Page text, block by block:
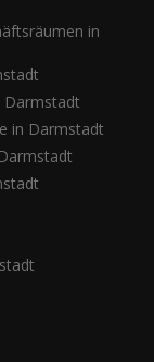
in
Darmstadt
in Darmstadt